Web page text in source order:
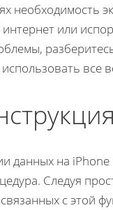
необходимость
или
все
данных на
Следуя
с этой